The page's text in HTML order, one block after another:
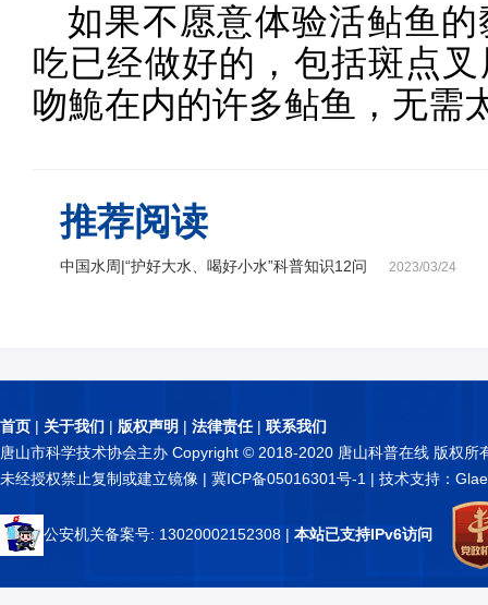
如果不愿意体验活鲇鱼
吃已经做好的，包括斑点
吻鮠在内的许多鲇鱼，无需
推荐阅读
中国水周|“护好大水、喝好小水”科普知识12问 2023/03/24
首页 | 关于我们 | 版权声明 | 法律责任| 联系我们
唐山市科学技术协会主办 Copyright © 2018-2020 唐山科普在线 版权所
未经授权禁止复制或建立镜像 | 冀ICP备05016301号-1 | 技术支持：
公安机关备案号: 13020002152308 | 本站已支持IPv6访问